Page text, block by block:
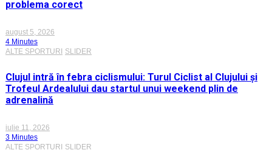
problema corect
august 5, 2026
4 Minutes
ALTE SPORTURI SLIDER
Clujul intră în febra ciclismului: Turul Ciclist al Clujului și
Trofeul Ardealului dau startul unui weekend plin de
adrenalină
iulie 11, 2026
3 Minutes
ALTE SPORTURI
SLIDER